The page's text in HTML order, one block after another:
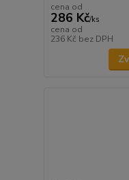
cena od
286 Kč/ks
cena od
236 Kč bez DPH